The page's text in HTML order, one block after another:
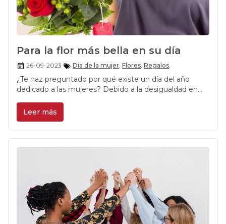
Para la flor más bella en su día
26-09-2023 Dia de la mujer Flores Regalos
¿Te haz preguntado por qué existe un día del año
dedicado a las mujeres? Debido a la desigualdad en
primeros días de la civilización, es que a comienzos del
siglo XX que el género femenino conmemora a la
mujer en todo el mundo, independientemente de su
nacionalidad, cultura étnica, situación económica,
social y política, celebrando la paz, la igualdad y el
Leer más